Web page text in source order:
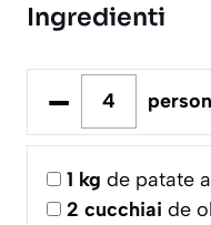
Ingredienti
–
1 kg de patate
2 cucchiai de